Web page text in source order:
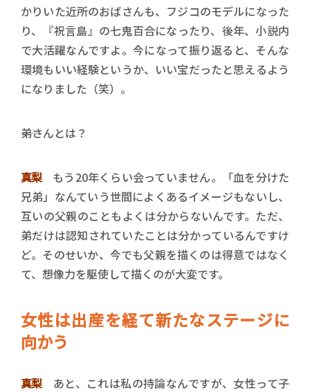
かりいた近所のおばさんも、フジコのモデルになった
り、『祝言島』の七鬼百合になったり、後年、小説内
で大活躍なんですよ。今になって振り返ると、そんな
環境もいい経験というか、いい宝だったと思えるよう
になりました（笑）。
――弟さんとは？
真梨もう20年くらい会っていません。「血を分けた
兄弟」なんていう世間によくあるイメージもないし、
互いの父親のこともよくは分からないんです。ただ、
弟だけは認知されていたことは分かっているんですけ
ど。そのせいか、今でも父親を描くのは得意ではなく
て、想像力を駆使して描くのが大変です。
女性は出産を経て新たなステージに
向かう
真梨あと、これは私の持論なんですが、女性って子